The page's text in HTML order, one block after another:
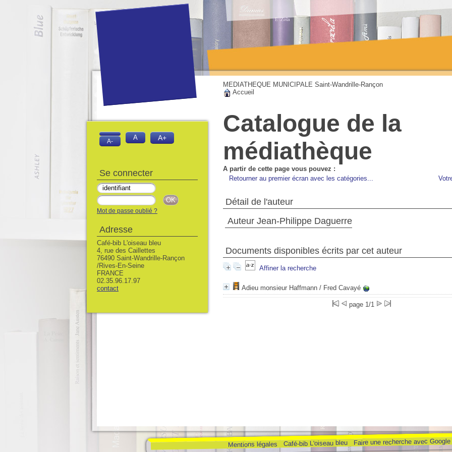
MEDIATHEQUE MUNICIPALE Saint-Wandrille-Rançon
Accueil
Catalogue de la
médiathèque
A partir de cette page vous pouvez :
Retourner au premier écran avec les catégories...
Détail de l'auteur
Auteur Jean-Philippe Daguerre
Documents disponibles écrits par cet auteur
Affiner la recherche
Adieu monsieur Haffmann / Fred Cavayé
page 1/1
Mentions légales Café-bib L'oiseau bleu Faire une recherche avec Google
A- A A+
Se connecter
Mot de passe oublié ?
Adresse
Café-bib L'oiseau bleu
4, rue des Caillettes
76490 Saint-Wandrille-Rançon
/Rives-En-Seine
FRANCE
02.35.96.17.97
contact